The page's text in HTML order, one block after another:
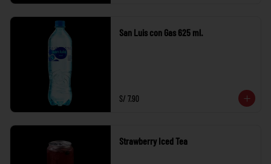
San Luis con Gas 625 ml.
S/ 7.90
Strawberry Iced Tea